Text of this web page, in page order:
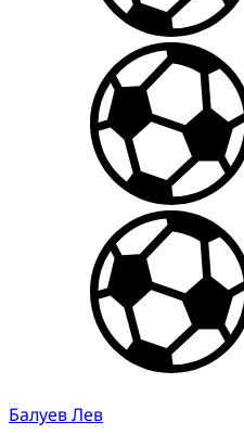
Балуев Лев